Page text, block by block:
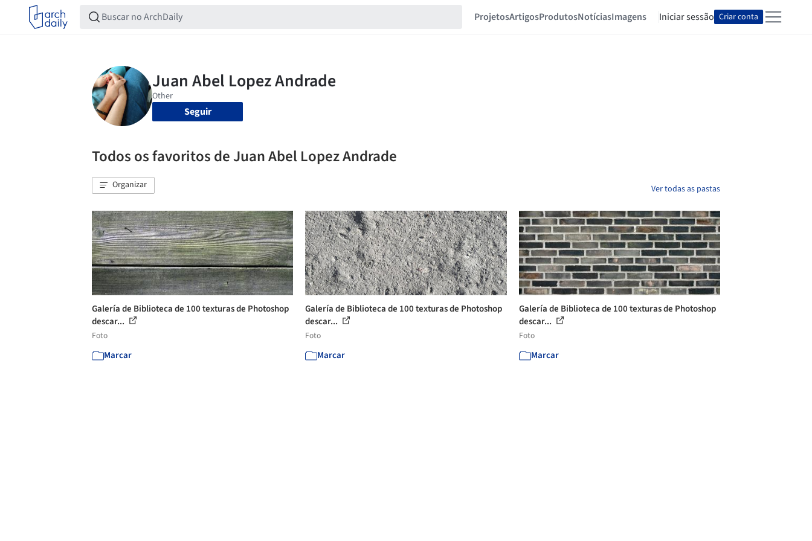
ProjetosArtigosProdutosNotíciasImagens Iniciar sessão Criar conta
Seguir
Todos os favoritos de Juan Abel Lopez Andrade
Organizar Ver todas as pastas
Galería de Biblioteca de 100 texturas de Photoshop
descar...
Foto
Marcar
Galería de Biblioteca de 100 texturas de Photoshop
descar...
Foto
Marcar
Galería de Biblioteca de 100 texturas de Photoshop
descar...
Foto
Marcar